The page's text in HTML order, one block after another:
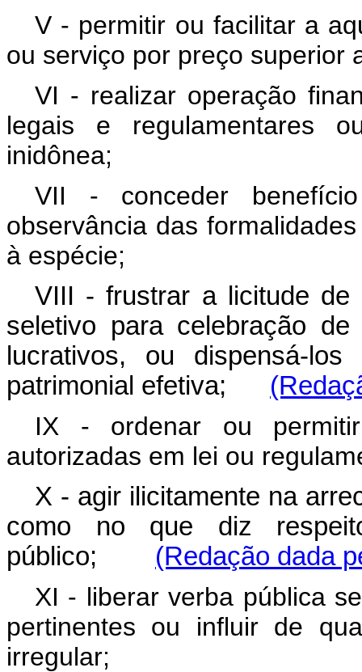
V - permitir ou facilitar a
ou serviço por preço superior
VI - realizar operação
legais e regulamentares
inidônea;
VII - conceder
observância das
à espécie;
VIII - frustrar a licitude de
seletivo para celebração
lucrativos, ou dispensá-los
patrimonial efetiva;
IX - ordenar ou
autorizadas em lei ou
X - agir ilicitamente na
como no que diz
público; (Redação dada
XI - liberar verba pública
pertinentes ou influir de
irregular;